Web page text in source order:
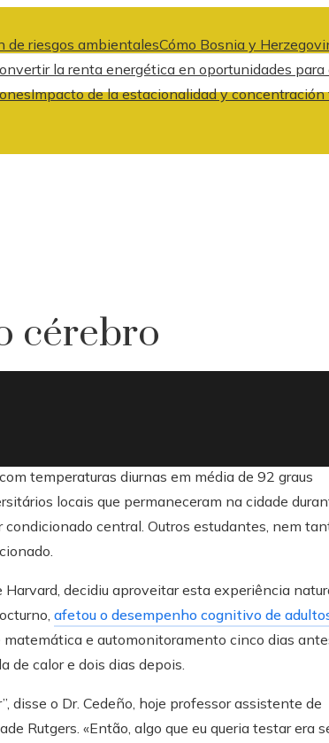
de riesgos ambientalesCómo Bosnia y
la renta energética en oportunidades
Impacto de la estacionalidad y
cérebro
temperaturas diurnas em média de 92 graus
locais que permaneceram na cidade
central. Outros estudantes, nem
decidiu aproveitar esta experiência
afetou o desempenho cognitivo de
e automonitoramento cinco dias
de calor e dois dias depois.
disse o Dr. Cedeño, hoje professor assistente de
Rutgers. «Então, algo que eu queria testar era